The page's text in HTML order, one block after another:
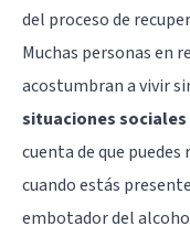
del proceso de
Muchas personas en
acostumbran a vivir
situaciones
cuenta de que
cuando estás
embotador del